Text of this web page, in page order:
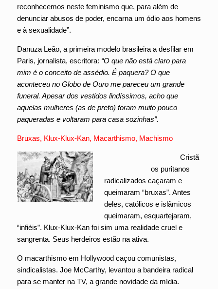
reconhecemos neste feminismo que, para além de
denunciar abusos de poder, encarna um ódio aos homens
e à sexualidade”.
Danuza Leão, a primeira modelo brasileira a desfilar em
Paris, jornalista, escritora: “O que não está claro para
mim é o conceito de assédio. É paquera? O que
aconteceu no Globo de Ouro me pareceu um grande
funeral. Apesar dos vestidos lindíssimos, acho que
aquelas mulheres (as de preto) foram muito pouco
paqueradas e voltaram para casa sozinhas”.
Bruxas, Klux-Klux-Kan, Macarthismo, Machismo
Cristã
os puritanos
radicalizados caçaram e
queimaram “bruxas”. Antes
deles, católicos e islâmicos
queimaram, esquartejaram,
“infiéis”. Klux-Klux-Kan foi sim uma realidade cruel e
sangrenta. Seus herdeiros estão na ativa.
O macarthismo em Hollywood caçou comunistas,
sindicalistas. Joe McCarthy, levantou a bandeira radical
para se manter na TV, a grande novidade da mídia.